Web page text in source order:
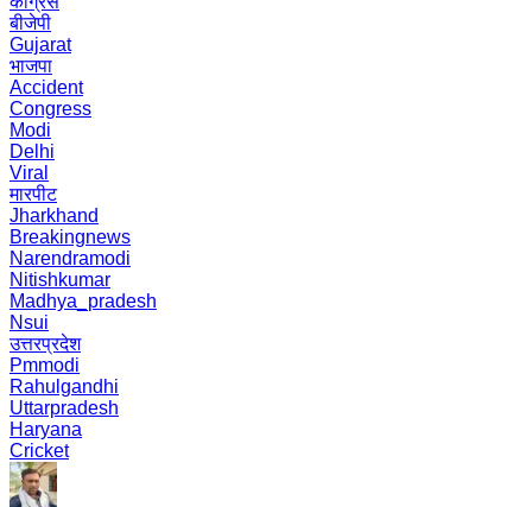
बीजेपी
Gujarat
भाजपा
Accident
Congress
Modi
Delhi
Viral
मारपीट
Jharkhand
Breakingnews
Narendramodi
Nitishkumar
Madhya_pradesh
Nsui
उत्तरप्रदेश
Pmmodi
Rahulgandhi
Uttarpradesh
Haryana
Cricket